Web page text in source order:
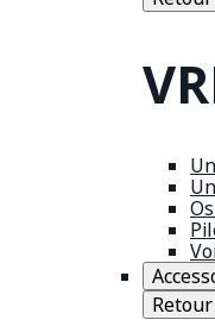
Retour